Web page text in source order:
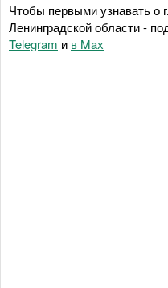
Чтобы первыми узнавать о
Ленинградской области -
Telegram и в Maх